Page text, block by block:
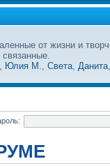
от жизни и
, Юлия М., Света, Данита